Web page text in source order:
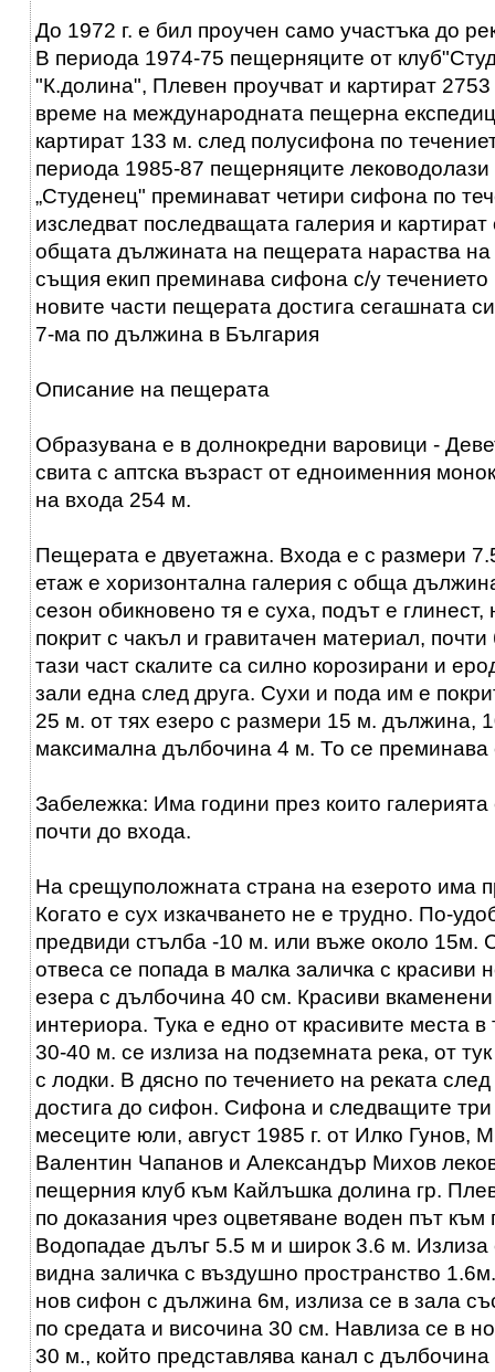
До 1972 г. е бил проучен само участъка до
В периода 1974-75 пещерняците от
"К.долина", Плевен проучват и картират
време на международната пещерна
картират 133 м. след полусифона по
периода 1985-87 пещерняците леководолази
„Студенец" преминават четири сифона по
изследват последващата галерия и
общата дължината на пещерата нараства
същия екип преминава сифона с/у
новите части пещерата достига сегашната
7-ма по дължина в България
Описание на пещерата
Образувана е в долнокредни варовици -
свита с аптска възраст от едноименния
на входа 254 м.
Пещерата е двуетажна. Входа е с размери
етаж е хоризонтална галерия с обща
сезон обикновено тя е суха, подът е глинест,
покрит с чакъл и гравитачен материал,
тази част скалите са силно корозирани и
зали една след друга. Сухи и пода им е
25 м. от тях езеро с размери 15 м. дължина,
максимална дълбочина 4 м. То се преминава
Забележка: Има години през които
почти до входа.
На срещуположната страна на езерото има
Когато е сух изкачването не е трудно. По-
предвиди стълба -10 м. или въже около 15м.
отвеса се попада в малка заличка с красиви
езера с дълбочина 40 см. Красиви
интериора. Тука е едно от красивите места
30-40 м. се излиза на подземната река, от
с лодки. В дясно по течението на реката
достига до сифон. Сифона и следващите
месеците юли, август 1985 г. от Илко Гунов,
Валентин Чапанов и Александър Михов
пещерния клуб към Кайлъшка долина гр.
по доказания чрез оцветяване воден път
Водопадае дълъг 5.5 м и широк 3.6 м. Излиза
видна заличка с въздушно пространство
нов сифон с дължина 6м, излиза се в зала
по средата и височина 30 см. Навлиза се в
30 м., който представлява канал с